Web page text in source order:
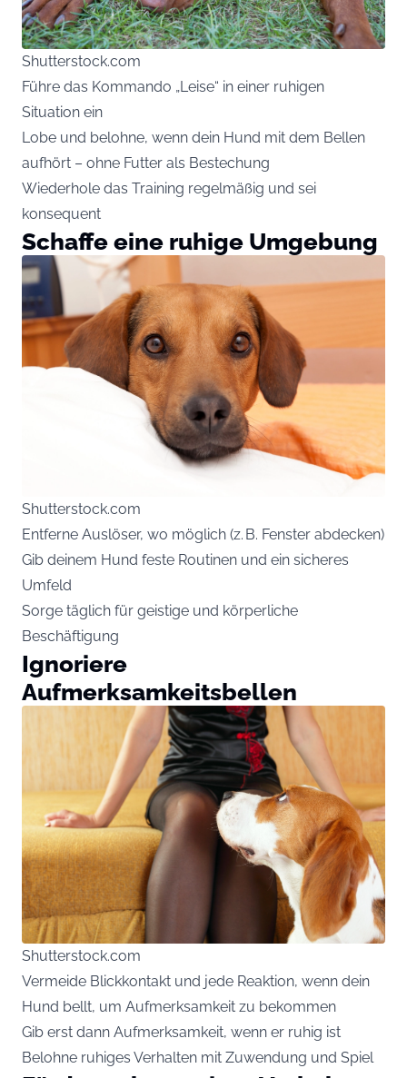
Shutterstock.com
Führe das Kommando „Leise“ in einer ruhigen
Situation ein
Lobe und belohne, wenn dein Hund mit dem Bellen
aufhört – ohne Futter als Bestechung
Wiederhole das Training regelmäßig und sei
konsequent
Schaffe eine ruhige Umgebung
Shutterstock.com
Entferne Auslöser, wo möglich (z. B. Fenster abdecken)
Gib deinem Hund feste Routinen und ein sicheres
Umfeld
Sorge täglich für geistige und körperliche
Beschäftigung
Ignoriere
Aufmerksamkeitsbellen
Shutterstock.com
Vermeide Blickkontakt und jede Reaktion, wenn dein
Hund bellt, um Aufmerksamkeit zu bekommen
Gib erst dann Aufmerksamkeit, wenn er ruhig ist
Belohne ruhiges Verhalten mit Zuwendung und Spiel